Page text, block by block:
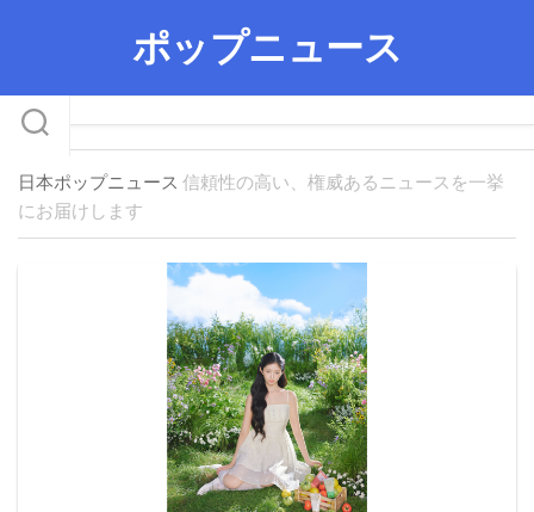
ポップニュース
日本ポップニュース 信頼性の高い、権威あるニュースを一挙
にお届けします